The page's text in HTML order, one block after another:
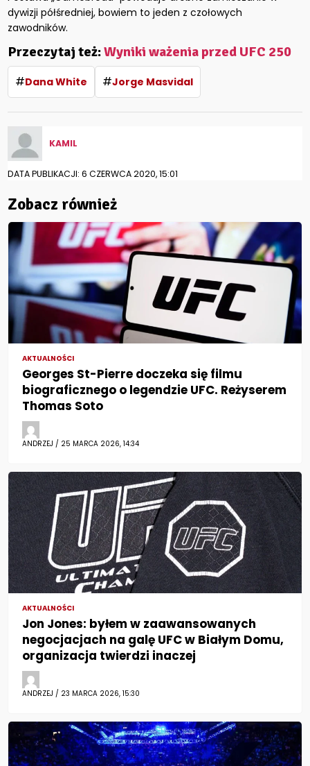
dywizji półśredniej, bowiem to jeden z czołowych
zawodników.
Przeczytaj też:Wyniki ważenia przed UFC 250
#Dana White #Jorge Masvidal
KAMIL
DATA PUBLIKACJI: 6 CZERWCA 2020, 15:01
Zobacz również
AKTUALNOŚCI
Georges St-Pierre doczeka się filmu
biograficznego o legendzie UFC. Reżyserem
Thomas Soto
ANDRZEJ / 25 MARCA 2026, 14:34
AKTUALNOŚCI
Jon Jones: byłem w zaawansowanych
negocjacjach na galę UFC w Białym Domu,
organizacja twierdzi inaczej
ANDRZEJ / 23 MARCA 2026, 15:30